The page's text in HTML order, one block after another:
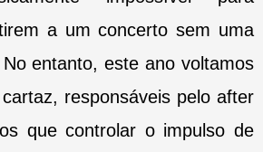
a um concerto sem uma
entanto, este ano voltamos
responsáveis pelo after
que controlar o impulso de